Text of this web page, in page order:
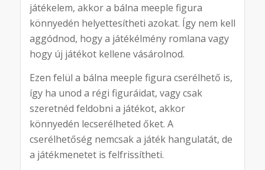
játékelem, akkor a bálna meeple figura
könnyedén helyettesítheti azokat. Így nem kell
aggódnod, hogy a játékélmény romlana vagy
hogy új játékot kellene vásárolnod.
Ezen felül a bálna meeple figura cserélhető is,
így ha unod a régi figuráidat, vagy csak
szeretnéd feldobni a játékot, akkor
könnyedén lecserélheted őket. A
cserélhetőség nemcsak a játék hangulatát, de
a játékmenetet is felfrissítheti.